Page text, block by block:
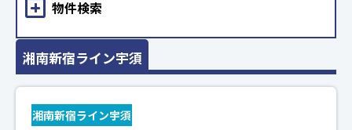
湘南新宿ライン宇須
湘南新宿ライン宇須
物件検索